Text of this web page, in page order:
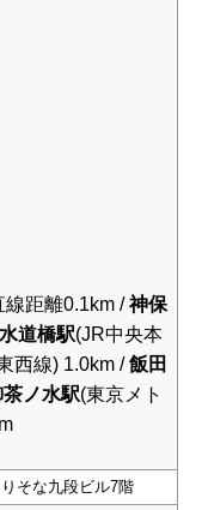
線距離0.1km /神保
水道橋駅(JR中央本
西線) 1.0km /飯田
茶ノ水駅(東京メト
そな九段ビル7階